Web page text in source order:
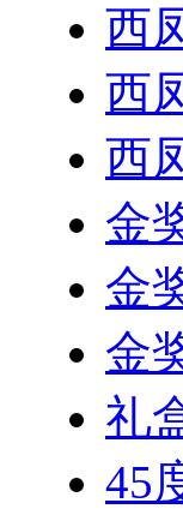
西
西
西
金
金
金
礼
45